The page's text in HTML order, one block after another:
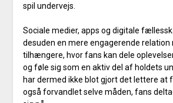
spil undervejs.
Sociale medier, apps og digitale
desuden en mere engagerende relation
tilhængere, hvor fans kan dele
og føle sig som en aktiv del af holdets
har dermed ikke blot gjort det lettere at
også forvandlet selve måden, fans